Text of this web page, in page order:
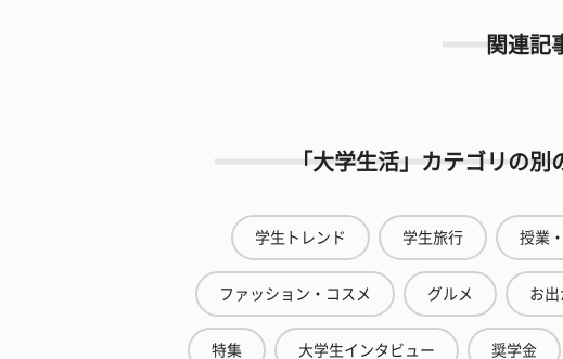
関連記
「大学生活」カテゴリの
学生トレンド 学生旅行 授業
ファッション・コスメ グルメ お出
特集 大学生インタビュー 奨学金